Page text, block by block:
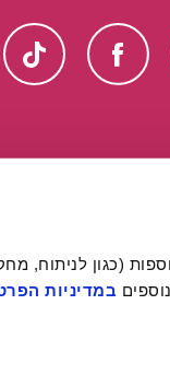
במדיניות